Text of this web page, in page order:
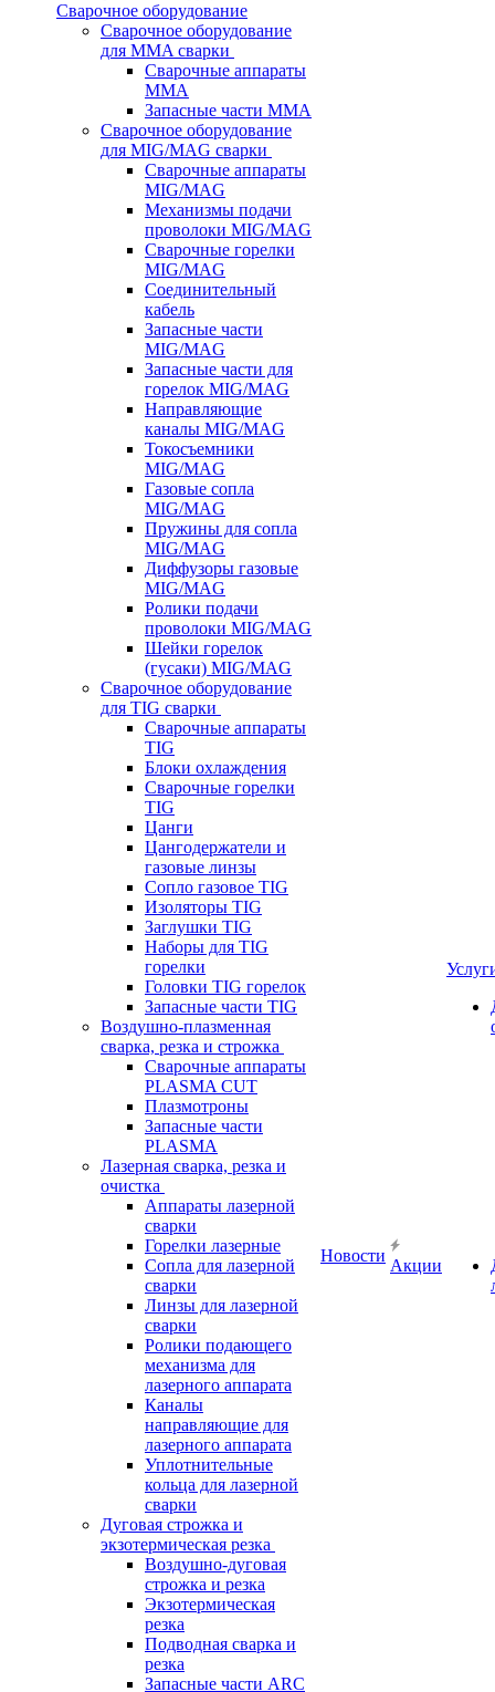
Сварочное оборудование
Сварочное оборудование
для MMA сварки
Сварочные аппараты
MMA
Запасные части MMA
Сварочное оборудование
для MIG/MAG сварки
Сварочные аппараты
MIG/MAG
Механизмы подачи
проволоки MIG/MAG
Сварочные горелки
MIG/MAG
Соединительный
кабель
Запасные части
MIG/MAG
Запасные части для
горелок MIG/MAG
Направляющие
каналы MIG/MAG
Токосъемники
MIG/MAG
Газовые сопла
MIG/MAG
Пружины для сопла
MIG/MAG
Диффузоры газовые
MIG/MAG
Ролики подачи
проволоки MIG/MAG
Шейки горелок
(гусаки) MIG/MAG
Сварочное оборудование
для TIG сварки
Сварочные аппараты
TIG
Блоки охлаждения
Сварочные горелки
TIG
Цанги
Цангодержатели и
газовые линзы
Сопло газовое TIG
Изоляторы TIG
Заглушки TIG
Наборы для TIG
горелки
Головки TIG горелок
Запасные части TIG
Воздушно-плазменная
сварка, резка и строжка
Сварочные аппараты
PLASMA CUT
Плазмотроны
Запасные части
PLASMA
Лазерная сварка, резка и
очистка
Аппараты лазерной
сварки
Горелки лазерные
Сопла для лазерной
сварки
Линзы для лазерной
сварки
Ролики подающего
механизма для
лазерного аппарата
Каналы
направляющие для
лазерного аппарата
Уплотнительные
кольца для лазерной
сварки
Дуговая строжка и
экзотермическая резка
Воздушно-дуговая
строжка и резка
Экзотермическая
резка
Подводная сварка и
резка
Запасные части ARC
Новости
Акции